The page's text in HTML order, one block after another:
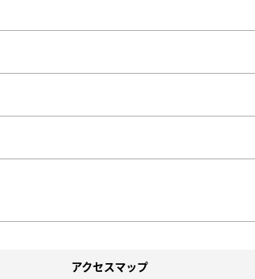
アクセスマップ